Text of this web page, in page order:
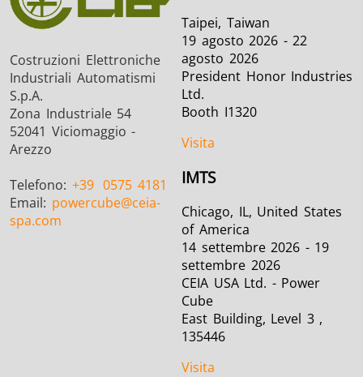
Costruzioni Elettroniche
Industriali Automatismi
S.p.A.
Zona Industriale 54
52041 Viciomaggio -
Arezzo
Telefono: +39 0575 4181
Email: powercube@ceia-
spa.com
Taipei, Taiwan
19 agosto 2026 - 22
agosto 2026
President Honor Industries
Ltd.
Booth I1320
Visita
IMTS
Chicago, IL, United States
of America
14 settembre 2026 - 19
settembre 2026
CEIA USA Ltd. - Power
Cube
East Building, Level 3 ,
135446
Visita